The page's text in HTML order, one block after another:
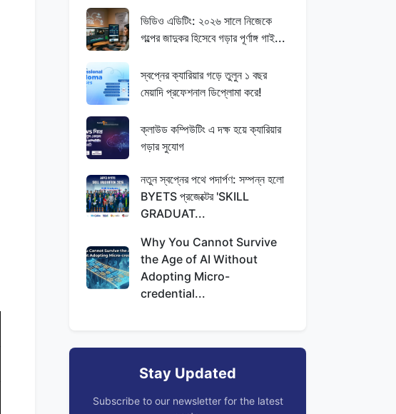
ভিডিও এডিটিং: ২০২৬ সালে নিজেকে
গল্পের জাদুকর হিসেবে গড়ার পূর্ণাঙ্গ গাই...
স্বপ্নের ক্যারিয়ার গড়ে তুলুন ১ বছর
মেয়াদি প্রফেশনাল ডিপ্লোমা করে!
ক্লাউড কম্পিউটিং এ দক্ষ হয়ে ক্যারিয়ার
গড়ার সুযোগ
নতুন স্বপ্নের পথে পদার্পণ: সম্পন্ন হলো
BYETS প্রজেক্টের 'SKILL
GRADUAT...
Why You Cannot Survive
the Age of AI Without
Adopting Micro-
credential...
Stay Updated
Subscribe to our newsletter for the latest